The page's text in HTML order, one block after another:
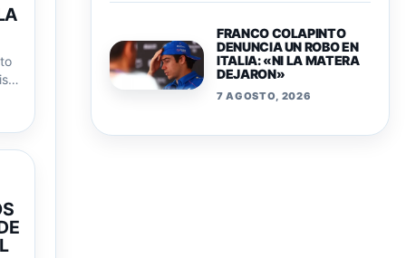
FRANCO COLAPINTO
DENUNCIA UN ROBO EN
ITALIA: «NI LA MATERA
DEJARON»
7 AGOSTO, 2026